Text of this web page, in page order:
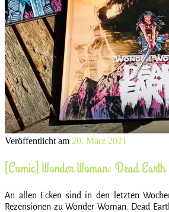
Veröffentlicht am 20. März 2021
[Comic] Wonder Woman: Dead Earth
An allen Ecken sind in den letzten
Rezensionen zu Wonder Woman: Dead